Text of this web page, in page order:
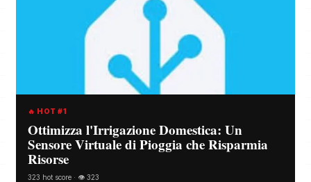
🔥 HOT #1
Ottimizza l'Irrigazione Domestica: Un
Sensore Virtuale di Pioggia che Risparmia
Risorse
323 hot score · 👁️ 323